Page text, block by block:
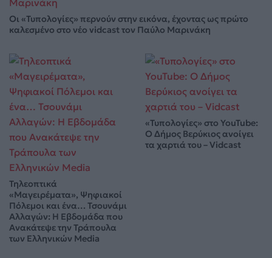
Οι «Τυπολογίες» περνούν στην εικόνα, έχοντας ως πρώτο
καλεσμένο στο νέο vidcast τον Παύλο Μαρινάκη
Τηλεοπτικά
«Μαγειρέματα», Ψηφιακοί
Πόλεμοι και ένα… Τσουνάμι
Αλλαγών: Η Εβδομάδα που
Ανακάτεψε την Τράπουλα
των Ελληνικών Media
«Τυπολογίες» στο YouTube:
Ο Δήμος Βερύκιος ανοίγει
τα χαρτιά του – Vidcast